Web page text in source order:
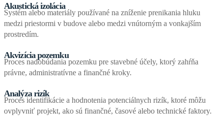
Akustická izolácia
Systém alebo materiály používané na zníženie prenikania hluku
medzi priestormi v budove alebo medzi vnútorným a vonkajším
prostredím.
Akvizícia pozemku
Proces nadobúdania pozemku pre stavebné účely, ktorý zahŕňa
právne, administratívne a finančné kroky.
Analýza rizík
Proces identifikácie a hodnotenia potenciálnych rizík, ktoré môžu
ovplyvniť projekt, ako sú finančné, časové alebo technické faktory.